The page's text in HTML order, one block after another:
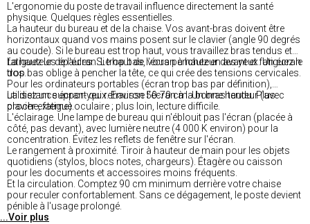
L'ergonomie du poste de travail influence directement la santé
physique. Quelques règles essentielles.
La hauteur du bureau et de la chaise. Vos avant-bras doivent être
horizontaux quand vos mains posent sur le clavier (angle 90 degrés
au coude). Si le bureau est trop haut, vous travaillez bras tendus et
fatiguez les épaules. Si trop bas, vous penchez en avant et fatiguez le
dos.
La hauteur de l'écran. Le haut de l'écran à hauteur des yeux. Un écran
trop bas oblige à pencher la tête, ce qui crée des tensions cervicales.
Pour les ordinateurs portables (écran trop bas par définition),
utilisez un support qui rehausse l'écran à la bonne hauteur (avec
clavier externe).
La distance écran-yeux. Environ 50-70 cm. Un bras tendu. Plus
proche, fatigue oculaire ; plus loin, lecture difficile.
L'éclairage. Une lampe de bureau qui n'éblouit pas l'écran (placée à
côté, pas devant), avec lumière neutre (4 000 K environ) pour la
concentration. Évitez les reflets de fenêtre sur l'écran.
Le rangement à proximité. Tiroir à hauteur de main pour les objets
quotidiens (stylos, blocs notes, chargeurs). Étagère ou caisson
pour les documents et accessoires moins fréquents.
Et la circulation. Comptez 90 cm minimum derrière votre chaise
pour reculer confortablement. Sans ce dégagement, le poste devient
pénible à l'usage prolongé.
...Voir plus